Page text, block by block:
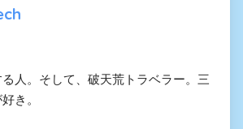
人。そして、破天荒トラベラー。三
き。